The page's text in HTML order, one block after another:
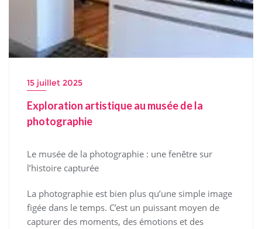
15 juillet 2025
Exploration artistique au musée de la
photographie
Le musée de la photographie : une fenêtre sur
l’histoire capturée
La photographie est bien plus qu’une simple image
figée dans le temps. C’est un puissant moyen de
capturer des moments, des émotions et des